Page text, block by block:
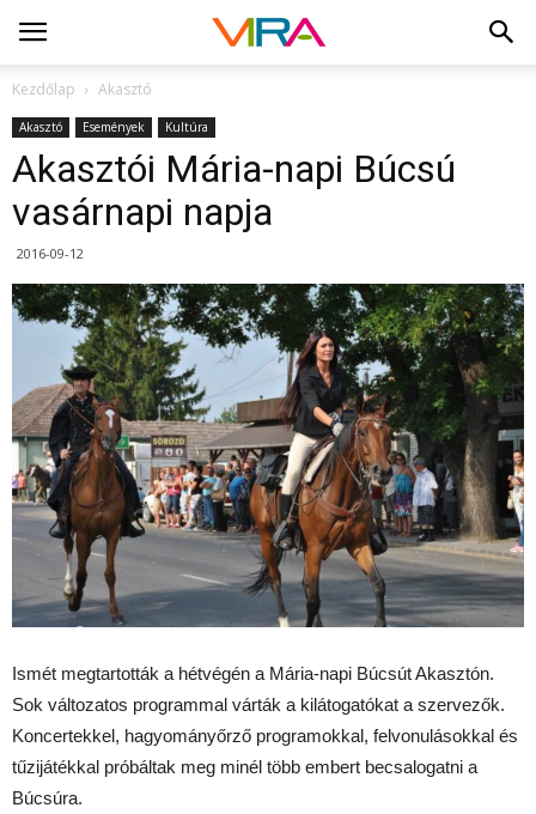
Kezdőlap Akasztó
Akasztó Események Kultúra
Akasztói Mária-napi Búcsú
vasárnapi napja
2016-09-12
Ismét megtartották a hétvégén a Mária-napi Búcsút Akasztón.
Sok változatos programmal várták a kilátogatókat a szervezők.
Koncertekkel, hagyományőrző programokkal, felvonulásokkal és
tűzijátékkal próbáltak meg minél több embert becsalogatni a
Búcsúra.